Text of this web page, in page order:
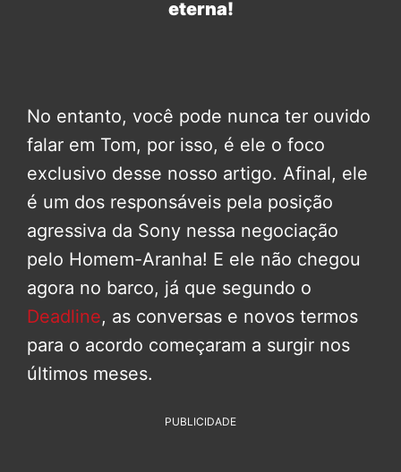
eterna!
No entanto, você pode nunca ter ouvido
falar em Tom, por isso, é ele o foco
exclusivo desse nosso artigo. Afinal, ele
é um dos responsáveis pela posição
agressiva da Sony nessa negociação
pelo Homem-Aranha! E ele não chegou
agora no barco, já que segundo o
Deadline, as conversas e novos termos
para o acordo começaram a surgir nos
últimos meses.
PUBLICIDADE